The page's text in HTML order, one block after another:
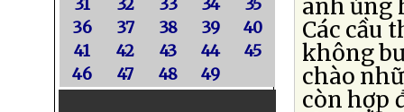
31
32 33 34
35
36
37 38 39
40
41
42 43 44
45
46
47 48 49
anh ủng
Các cầu
không
chào
còn hợp